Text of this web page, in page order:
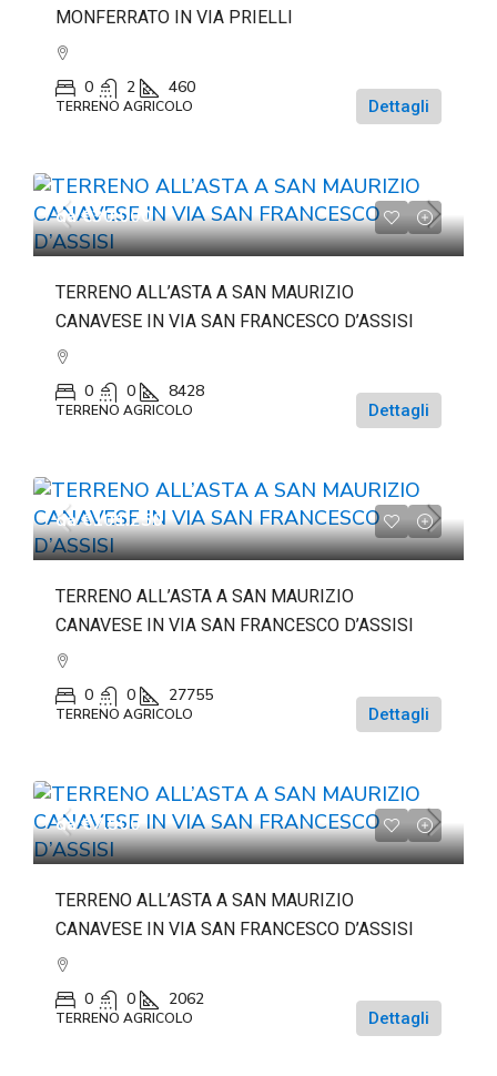
MONFERRATO IN VIA PRIELLI
0 2 460
TERRENO AGRICOLO Dettagli
da€30.000
TERRENO ALL’ASTA A SAN MAURIZIO
CANAVESE IN VIA SAN FRANCESCO D’ASSISI
0 0 8428
TERRENO AGRICOLO Dettagli
da€101.250
TERRENO ALL’ASTA A SAN MAURIZIO
CANAVESE IN VIA SAN FRANCESCO D’ASSISI
0 0 27755
TERRENO AGRICOLO Dettagli
da€7.500
TERRENO ALL’ASTA A SAN MAURIZIO
CANAVESE IN VIA SAN FRANCESCO D’ASSISI
0 0 2062
TERRENO AGRICOLO Dettagli